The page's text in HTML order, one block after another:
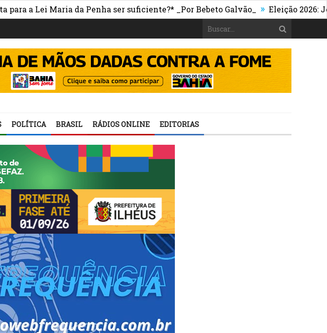
a Lei Maria da Penha ser suficiente?* _Por Bebeto Galvão_ » Eleição 2026:
POLÍTICA BRASIL RÁDIOS ONLINE EDITORIAS